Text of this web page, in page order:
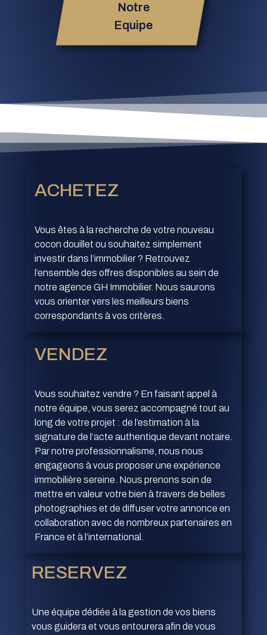
Notre
Equipe
ACHETEZ
Vous êtes à la recherche de votre nouveau
cocon douillet ou souhaitez simplement
investir dans l’immobilier ? Retrouvez
l’ensemble des offres disponibles au sein de
notre agence GH Immobilier. Nous saurons
vous orienter vers les meilleurs biens
correspondants à vos critères.
VENDEZ
Vous souhaitez vendre ? En faisant appel à
notre équipe, vous serez accompagné tout au
long de votre projet : de l’estimation à la
signature de l’acte authentique devant notaire.
Par notre professionnalisme, nous nous
engageons à vous proposer une expérience
immobilière sereine. Nous prenons soin de
mettre en valeur votre bien à travers de belles
photographies et de diffuser votre annonce en
collaboration avec de nombreux partenaires en
France et à l’international.
RESERVEZ
Une équipe dédiée à la gestion de vos biens
vous guidera et vous entourera afin de vous